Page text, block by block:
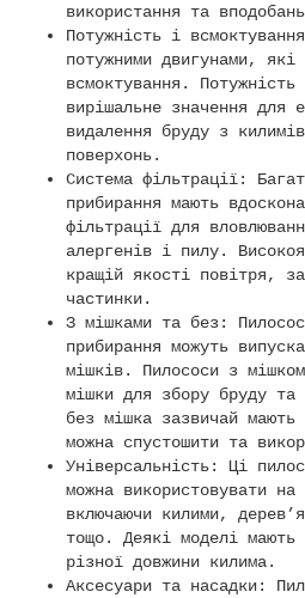
використання та
Потужність і
потужними двигунами, які
всмоктування. Потужність
вирішальне значення для
видалення бруду з
поверхонь.
Система фільтрації:
прибирання мають
фільтрації для
алергенів і пилу.
кращій якості повітря,
частинки.
З мішками та без:
прибирання можуть
мішків. Пилососи з
мішки для збору бруду
без мішка зазвичай
можна спустошити та
Універсальність: Ці
можна використовувати на
включаючи килими,
тощо. Деякі моделі мають
різної довжини килима.
Аксесуари та насадки: